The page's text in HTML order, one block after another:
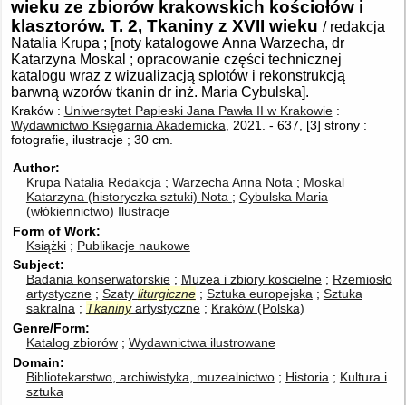
wieku ze zbiorów krakowskich kościołów i
klasztorów. T. 2, Tkaniny z XVII wieku / redakcja
Natalia Krupa ; [noty katalogowe Anna Warzecha, dr
Katarzyna Moskal ; opracowanie części technicznej
katalogu wraz z wizualizacją splotów i rekonstrukcją
barwną wzorów tkanin dr inż. Maria Cybulska].
Kraków : Uniwersytet Papieski Jana Pawła II w Krakowie:
Wydawnictwo Księgarnia Akademicka , 2021. - 637, [3] strony :
fotografie, ilustracje ; 30 cm.
Author
Krupa Natalia Redakcja Warzecha Anna Nota
Moskal
Katarzyna (historyczka sztuki) Nota
Cybulska Maria
(włókiennictwo) Ilustracje
Form of Work
Książki
Publikacje naukowe
Subject
Badania konserwatorskie
Muzea i zbiory kościelne
Rzemiosło
artystyczne
Szaty liturgiczne Sztuka europejska
Sztuka
sakralna
Tkaninyartystyczne
Kraków (Polska)
Genre/Form
Katalog zbiorów
Wydawnictwa ilustrowane
Domain
Bibliotekarstwo, archiwistyka, muzealnictwo
Historia
Kultura i
sztuka